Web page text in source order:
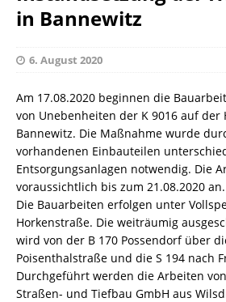
in Bannewitz
6. August 2020
Am 17.08.2020 beginnen die
von Unebenheiten der K 9016 auf der
Bannewitz. Die Maßnahme wurde
vorhandenen Einbauteilen
Entsorgungsanlagen notwendig. Die
voraussichtlich bis zum 21.08.2020 an.
Die Bauarbeiten erfolgen unter
Horkenstraße. Die weiträumig
wird von der B 170 Possendorf über
Poisenthalstraße und die S 194 nach
Durchgeführt werden die Arbeiten
Straßen- und Tiefbau GmbH aus